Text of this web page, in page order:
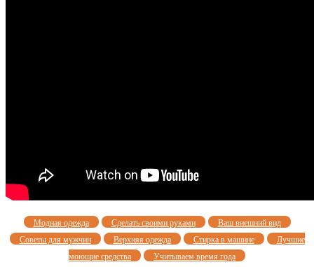
Модная одежда Сделать своими руками
Ваш внешний вид
Советы для мужчин
Верхняя одежда Стирка в машине
Лучшие
моющие средства
Учитываем время года